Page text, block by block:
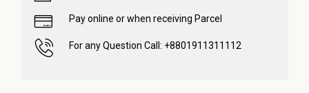
Pay online or when receiving Parcel
For any Question Call: +8801911311112